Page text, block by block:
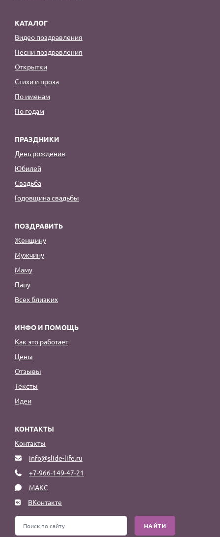
КАТАЛОГ
Видео поздравления
Песни поздравления
Открытки
Стихи и проза
По именам
По годам
ПРАЗДНИКИ
День рождения
Юбилей
Свадьба
Годовщина свадьбы
ПОЗДРАВИТЬ
Женщину
Мужчину
Маму
Папу
Всех близких
ИНФО И ПОМОЩЬ
Как это работает
Цены
Отзывы
Тексты
Идеи
КОНТАКТЫ
Контакты
info@slide-life.ru
+7-966-149-47-21
МАКС
ВКонтакте
НАЙТИ